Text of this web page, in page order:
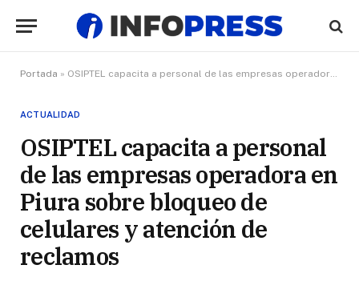
Portada » OSIPTEL capacita a personal de las empresas operadora en Piura sobre bloqueo de celulares y atención de reclamos
ACTUALIDAD
OSIPTEL capacita a personal
de las empresas operadora en
Piura sobre bloqueo de
celulares y atención de
reclamos